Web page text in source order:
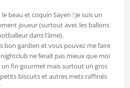
beau et coquin Sayen ! Je suis un
joueur (surtout avec les ballons
dans l’âme).
bon gardien et vous pouvez me faire
ne ferait pas mieux que moi
un fin gourmet mais surtout un gros
petits biscuits et autres mets raffinés